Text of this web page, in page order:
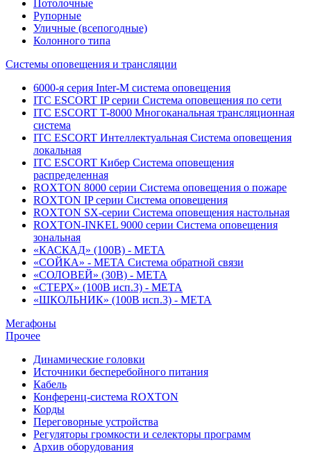
Потолочные
Рупорные
Уличные (всепогодные)
Колонного типа
Системы оповещения и трансляции
6000-я серия Inter-M система оповещения
ITC ESCORT IP серии Система оповещения по сети
ITC ESCORT T-8000 Многоканальная трансляционная
система
ITC ESCORT Интеллектуальная Система оповещения
локальная
ITC ESCORT Кибер Система оповещения
распределенная
ROXTON 8000 серии Система оповещения о пожаре
ROXTON IP серии Система оповещения
ROXTON SX-серии Система оповещения настольная
ROXTON-INKEL 9000 серии Система оповещения
зональная
«КАСКАД» (100В) - МЕТА
«СОЙКА» - МЕТА Система обратной связи
«СОЛОВЕЙ» (30В) - МЕТА
«СТЕРХ» (100В исп.3) - МЕТА
«ШКОЛЬНИК» (100В исп.3) - МЕТА
Мегафоны
Прочее
Динамические головки
Источники бесперебойного питания
Кабель
Конференц-система ROXTON
Корды
Переговорные устройства
Регуляторы громкости и селекторы программ
Архив оборудования